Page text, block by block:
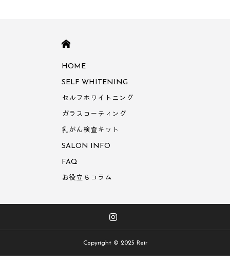
HOME
SELF WHITENING
セルフホワイトニング
ガラスコーティング
乳がん検査キット
SALON INFO
FAQ
お役立ちコラム
Copyright © 2025 Reir